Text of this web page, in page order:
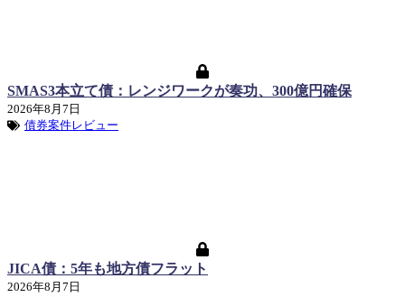
SMAS3本立て債：レンジワークが奏功、300億円確保
2026年8月7日
債券案件レビュー
JICA債：5年も地方債フラット
2026年8月7日